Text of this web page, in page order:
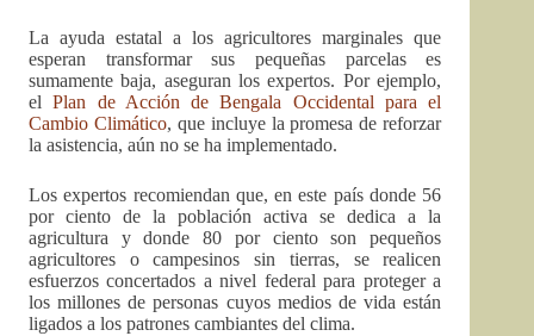
La ayuda estatal a los agricultores marginales que
esperan transformar sus pequeñas parcelas es
sumamente baja, aseguran los expertos. Por ejemplo,
elPlan de Acción de Bengala Occidental para el
Cambio Climático, que incluye la promesa de reforzar
la asistencia, aún no se ha implementado.
Los expertos recomiendan que, en este país donde 56
por ciento de la población activa se dedica a la
agricultura y donde 80 por ciento son pequeños
agricultores o campesinos sin tierras, se realicen
esfuerzos concertados a nivel federal para proteger a
los millones de personas cuyos medios de vida están
ligados a los patrones cambiantes del clima.